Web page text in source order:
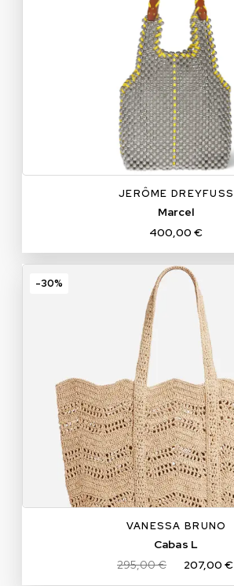
JERÔME DREYFUSS
Marcel
400,00 €
VANESSA BRUNO
Cabas L
295,00 €
207,00 €
-30%